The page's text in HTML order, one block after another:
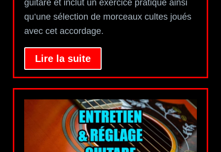
guitare et inclut un exercice pratique ainsi
qu’une sélection de morceaux cultes joués
avec cet accordage.
Lire la suite